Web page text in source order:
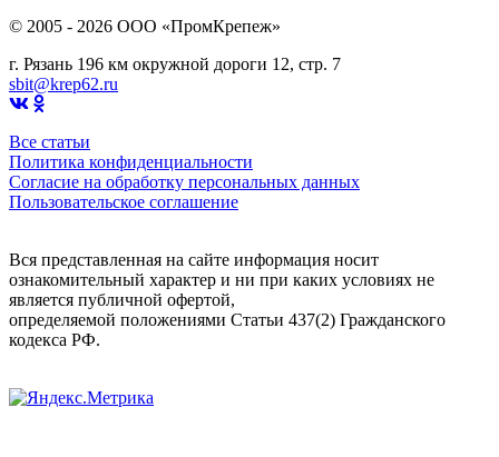
© 2005 - 2026 OOO «ПромКрепеж»
г. Рязань 196 км окружной дороги 12, стр. 7
sbit@krep62.ru
Все статьи
Политика конфиденциальности
Согласие на обработку персональных данных
Пользовательское соглашение
Вся представленная на сайте информация носит
ознакомительный характер и ни при каких условиях не
является публичной офертой,
определяемой положениями Статьи 437(2) Гражданского
кодекса РФ.